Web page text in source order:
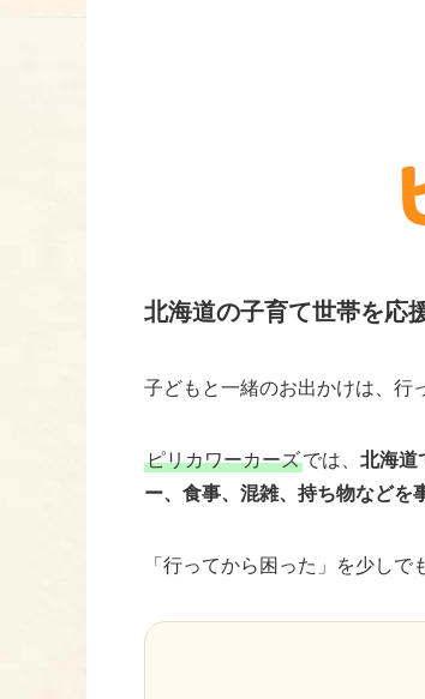
北海道の子育て世帯を応
子どもと一緒のお出かけは、行
ピリカワーカーズでは、 北海道
ー、食事、混雑、持ち物などを
「行ってから困った」を少し